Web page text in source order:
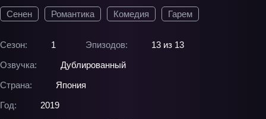
Сенен Романтика Комедия Гарем
Сезон: 1 Эпизодов:
13 из 13
Озвучка:
Дублированный
Страна:
Япония
Год:
2019